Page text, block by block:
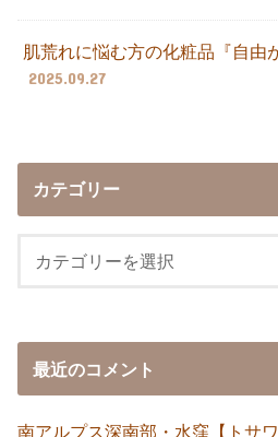
肌荒れに悩む方の化粧品『自由
2025.09.27
カテゴリー
最近のコメント
南アルプス深南部・水窪【トサ